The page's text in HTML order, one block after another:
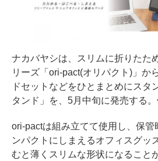
ナカバヤシは、スリムに折りたた
リーズ「ori-pact(オリパクト)」か
ドセットなどをひとまとめにスタ
タンド」を、5月中旬に発売する。
ori-pactは組み立てて使用し、保管
ンパクトにしまえるオフィスグッ
むと薄くスリムな形状になること